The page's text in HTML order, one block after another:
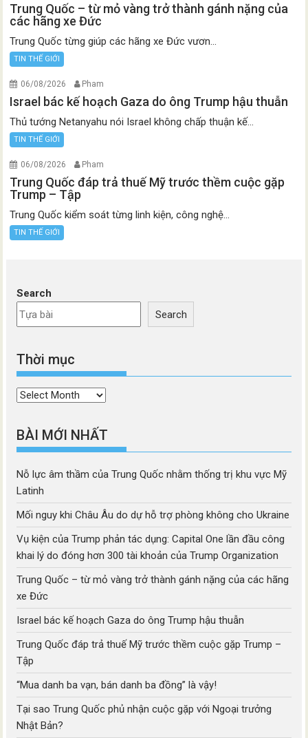
Trung Quốc – từ mỏ vàng trở thành gánh nặng của
các hãng xe Đức
Trung Quốc từng giúp các hãng xe Đức vươn...
TIN THẾ GIỚI
06/08/2026 Pham
Israel bác kế hoạch Gaza do ông Trump hậu thuẫn
Thủ tướng Netanyahu nói Israel không chấp thuận kế...
TIN THẾ GIỚI
06/08/2026 Pham
Trung Quốc đáp trả thuế Mỹ trước thềm cuộc gặp
Trump – Tập
Trung Quốc kiểm soát từng linh kiện, công nghệ...
TIN THẾ GIỚI
Search
Search
Thời mục
Thời
BÀI MỚI NHẤT
Nỗ lực âm thầm của Trung Quốc nhằm thống trị khu vực Mỹ
Latinh
Mối nguy khi Châu Âu do dự hỗ trợ phòng không cho Ukraine
Vụ kiện của Trump phản tác dụng: Capital One lần đầu công
khai lý do đóng hơn 300 tài khoản của Trump Organization
Trung Quốc – từ mỏ vàng trở thành gánh nặng của các hãng
xe Đức
Israel bác kế hoạch Gaza do ông Trump hậu thuẫn
Trung Quốc đáp trả thuế Mỹ trước thềm cuộc gặp Trump –
Tập
“Mua danh ba vạn, bán danh ba đồng” là vậy!
Tại sao Trung Quốc phủ nhận cuộc gặp với Ngoại trưởng
Nhật Bản?